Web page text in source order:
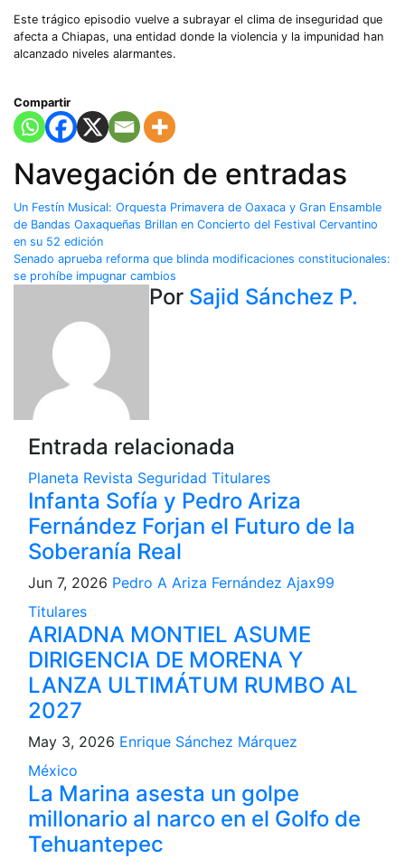
Este trágico episodio vuelve a subrayar el clima de inseguridad que
afecta a Chiapas, una entidad donde la violencia y la impunidad han
alcanzado niveles alarmantes.
Compartir
Navegación de entradas
Un Festín Musical: Orquesta Primavera de Oaxaca y Gran Ensamble
de Bandas Oaxaqueñas Brillan en Concierto del Festival Cervantino
en su 52 edición
Senado aprueba reforma que blinda modificaciones constitucionales:
se prohíbe impugnar cambios
Por Sajid Sánchez P.
Entrada relacionada
Planeta Revista Seguridad Titulares
Infanta Sofía y Pedro Ariza
Fernández Forjan el Futuro de la
Soberanía Real
Jun 7, 2026 Pedro A Ariza Fernández Ajax99
Titulares
ARIADNA MONTIEL ASUME
DIRIGENCIA DE MORENA Y
LANZA ULTIMÁTUM RUMBO AL
2027
May 3, 2026 Enrique Sánchez Márquez
México
La Marina asesta un golpe
millonario al narco en el Golfo de
Tehuantepec